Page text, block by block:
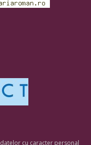
cu caracter personal